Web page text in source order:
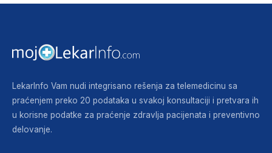
LekarInfo Vam nudi integrisano rešenja za telemedicinu sa
praćenjem preko 20 podataka u svakoj konsultaciji i pretvara ih
u korisne podatke za praćenje zdravlja pacijenata i preventivno
delovanje.